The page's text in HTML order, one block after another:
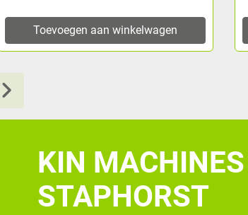
Toevoegen aan winkelwagen
KIN
STAPHORST